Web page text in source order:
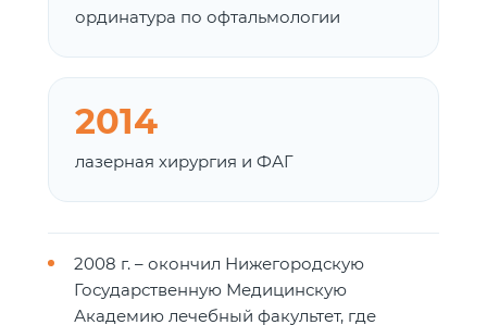
ординатура по офтальмологии
2014
лазерная хирургия и ФАГ
2008 г. – окончил Нижегородскую
Государственную Медицинскую
Академию лечебный факультет, где